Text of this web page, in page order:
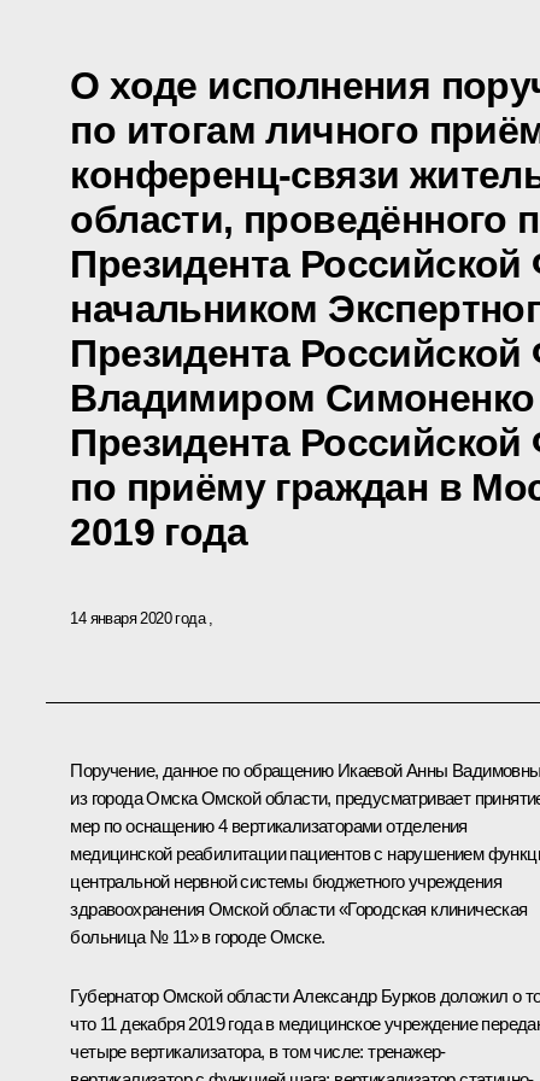
О ходе исполнения
по итогам личного
конференц-связи
области, проведённого
Президента
начальником
Президента
Владимиром
Президента
по приёму граждан в
2019 года
14 января 2020 года
Поручение, данное по обращению Икаевой Анны
из города Омска Омской области, предусматривает
мер по оснащению 4 вертикализаторами отделения
медицинской реабилитации пациентов с нарушением
центральной нервной системы бюджетного учреждения
здравоохранения Омской области «Городская клиническая
больница № 11» в городе Омске.
Губернатор Омской области Александр Бурков доложил о
что 11 декабря 2019 года в медицинское учреждение
четыре вертикализатора, в том числе: тренажер-